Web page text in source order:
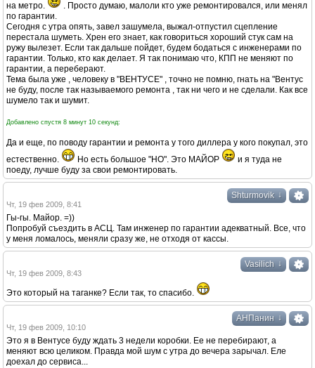
на метро.
. Просто думаю, малоли кто уже ремонтировался, или менял
по гарантии.
Сегодня с утра опять, завел зашумела, выжал-отпустил сцепление
перестала шуметь. Хрен его знает, как говориться хороший стук сам на
ружу вылезет. Если так дальше пойдет, будем бодаться с инженерами по
гарантии. Только, кто как делает. Я так понимаю что, КПП не меняют по
гарантии, а переберают.
Тема была уже , человеку в "ВЕНТУСЕ" , точно не помню, гнать на "Вентус
не буду, после так называемого ремонта , так ни чего и не сделали. Как все
шумело так и шумит.
Добавлено спустя 8 минут 10 секунд:
Да и еще, по поводу гарантии и ремонта у того диллера у кого покупал, это
естественно.
Но есть большое "НО". Это МАЙОР
и я туда не
поеду, лучше буду за свои ремонтировать.
Shturmovik ↓
Чт, 19 фев 2009, 8:41
Гы-гы. Майор. =))
Попробуй съездить в АСЦ. Там инженер по гарантии адекватный. Все, что
у меня ломалось, меняли сразу же, не отходя от кассы.
Vasilich ↓
Чт, 19 фев 2009, 8:43
Это который на таганке? Если так, то спасибо.
АНПанин ↓
Чт, 19 фев 2009, 10:10
Это я в Вентусе буду ждать 3 недели коробки. Ее не перебирают, а
меняют всю целиком. Правда мой шум с утра до вечера зарычал. Еле
доехал до сервиса...